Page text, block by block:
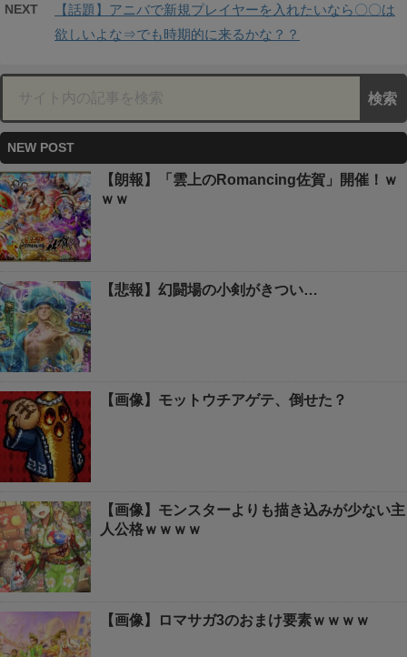
NEXT
【話題】アニバで新規プレイヤーを入れたいなら〇〇は
欲しいよな⇒でも時期的に来るかな？？
NEW POST
【朗報】「雲上のRomancing佐賀」開催！ｗ
ｗｗ
【悲報】幻闘場の小剣がきつい…
【画像】モットウチアゲテ、倒せた？
【画像】モンスターよりも描き込みが少ない主
人公格ｗｗｗｗ
【画像】ロマサガ3のおまけ要素ｗｗｗｗ